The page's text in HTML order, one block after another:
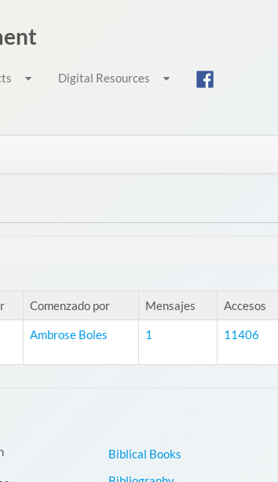
Digital Resources
Comenzado por Mensajes Accesos
Ambrose Boles 1 11406
Biblical Books